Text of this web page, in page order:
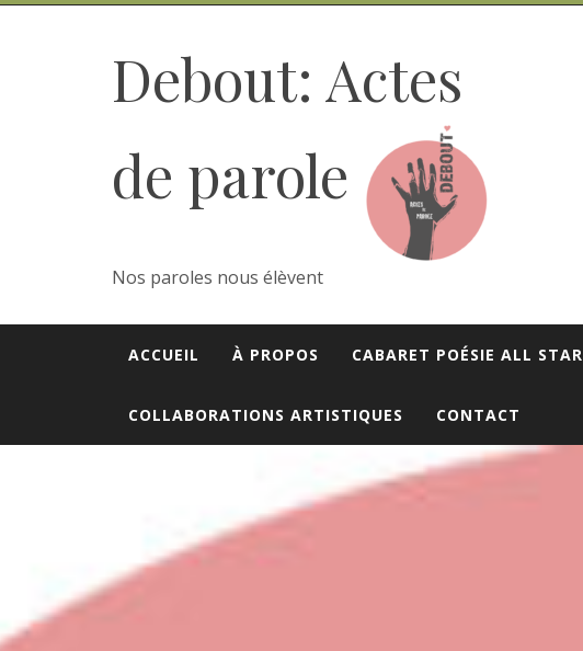
Skip
Debout: Actes
de parole
Nos paroles nous élèvent
ACCUEIL À PROPOS CABARET POÉSIE ALL STAR
COLLABORATIONS ARTISTIQUES CONTACT